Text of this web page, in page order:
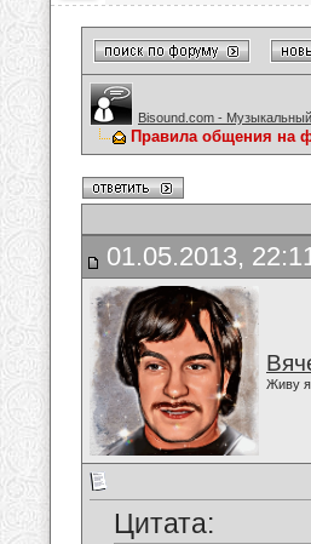
Bisound.com -
Правила общения на
01.05.2013,
Живу я
Цитата: